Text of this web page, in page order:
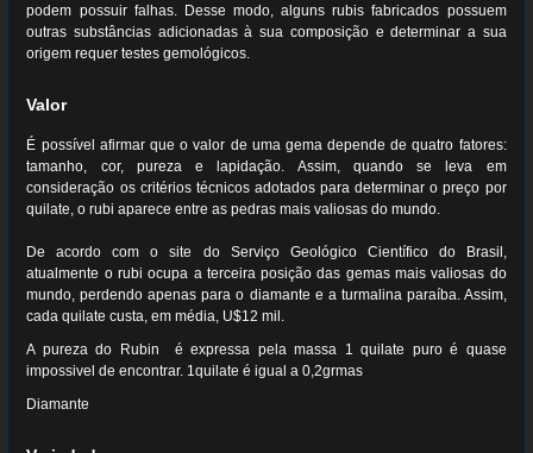
podem possuir falhas. Desse modo, alguns rubis fabricados possuem
outras substâncias adicionadas à sua composição e determinar a sua
origem requer testes gemológicos.
Valor
É possível afirmar que o valor de uma gema depende de quatro fatores:
tamanho, cor, pureza e lapidação. Assim, quando se leva em
consideração os critérios técnicos adotados para determinar o preço por
quilate, o rubi aparece entre as pedras mais valiosas do mundo.
De acordo com o site do Serviço Geológico Científico do Brasil,
atualmente o rubi ocupa a terceira posição das gemas mais valiosas do
mundo, perdendo apenas para o diamante e a turmalina paraíba. Assim,
cada quilate custa, em média, U$12 mil.
A pureza do Rubin é expressa pela massa 1 quilate puro é quase
impossivel de encontrar. 1quilate é igual a 0,2grmas
Diamante